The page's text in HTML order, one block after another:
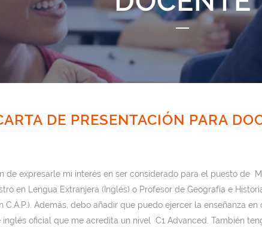
DE PRESENTACIÓN PARA
de expresarle mi interés en ser considerado para el puesto de
en Lengua Extranjera (Inglés) o Profesor de Geografía e
Además, debo añadir que puedo ejercer la enseñanza en
oficial que me acredita un nivel C1 Advanced. También